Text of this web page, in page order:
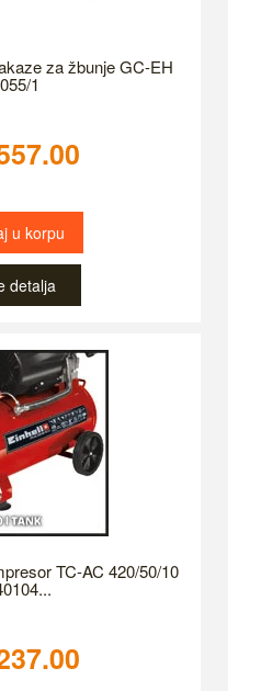
za žbunje GC-EH
1
u korpu
detalja
TC-AC 420/50/10